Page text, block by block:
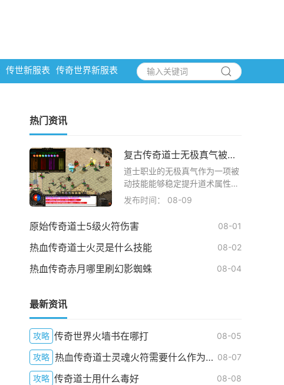
传世新服表 传奇世界新服表
热门资讯
复古传奇道士无极真气被动怎么用
道士职业的无极真气作为一项被
动技能能够稳定提升道术属性，
具体表现为直接增加固定数值的
动触发即可持续存在，为道士玩
家提供了稳定的属性支持
发布时间： 08-09
原始传奇道士5级火符伤害 08-01
热血传奇道士火灵是什么技能 08-02
热血传奇赤月哪里刷幻影蜘蛛 08-04
最新资讯
攻略 传奇世界火墙书在哪打 08-05
攻略 热血传奇道士灵魂火符需要什么作为媒介 08-07
攻略 传奇道士用什么毒好 08-08